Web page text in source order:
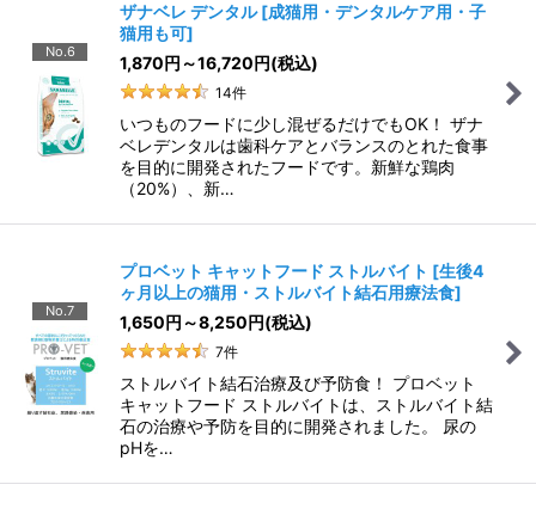
No.6
ザナベレ デンタル [成猫用・デンタルケア用・子
猫用も可]
1,870円 ～16,720円(税込)
14件
いつものフードに少し混ぜるだけでもOK！ ザナ
ベレデンタルは歯科ケアとバランスのとれた食事
を目的に開発されたフードです。新鮮な鶏肉
（20%）、新…
No.7
プロベット キャットフード ストルバイト [生後4
ヶ月以上の猫用・ストルバイト結石用療法食]
1,650円 ～8,250円(税込)
7件
ストルバイト結石治療及び予防食！ プロベット
キャットフード ストルバイトは、ストルバイト結
石の治療や予防を目的に開発されました。 尿の
pHを…